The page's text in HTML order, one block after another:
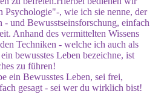
Psychologie"-, wie ich sie nenne, der
- und Bewusstseinsforschung, einfach
Anhand des vermittelten Wissens
Techniken - welche ich auch als
bewusstes Leben bezeichne, ist
zu führen!
ein Bewusstes Leben, sei frei,
gesagt - sei wer du wirklich bist!